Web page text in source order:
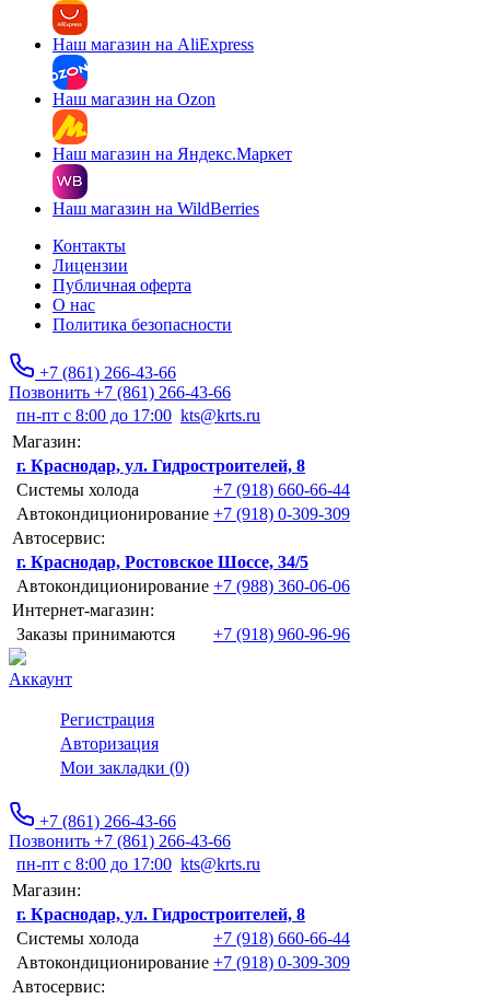
Наш магазин на AliExpress
Наш магазин на Ozon
Наш магазин на Яндекс.Маркет
Наш магазин на WildBerries
Контакты
Лицензии
Публичная оферта
О нас
Политика безопасности
+7 (861) 266-43-66
Позвонить +7 (861) 266-43-66
пн-пт с 8:00 до 17:00 kts@krts.ru
Магазин:
г. Краснодар, ул. Гидростроителей, 8
Системы холода
+7 (918) 660-66-44
Автокондиционирование +7 (918) 0-309-309
Автосервис:
г. Краснодар, Ростовское Шоссе, 34/5
Автокондиционирование +7 (988) 360-06-06
Интернет-магазин:
Заказы принимаются
+7 (918) 960-96-96
Аккаунт
Регистрация
Авторизация
Мои закладки (0)
+7 (861) 266-43-66
Позвонить +7 (861) 266-43-66
пн-пт с 8:00 до 17:00 kts@krts.ru
Магазин:
г. Краснодар, ул. Гидростроителей, 8
Системы холода
+7 (918) 660-66-44
Автокондиционирование +7 (918) 0-309-309
Автосервис: